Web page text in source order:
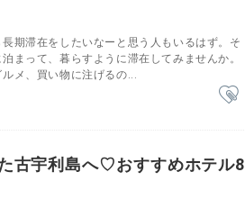
期滞在をしたいなーと思う人もいるはず。そ
まって、暮らすように滞在してみませんか。
メ、買い物に注げるの...
古宇利島へ♡おすすめホテル8